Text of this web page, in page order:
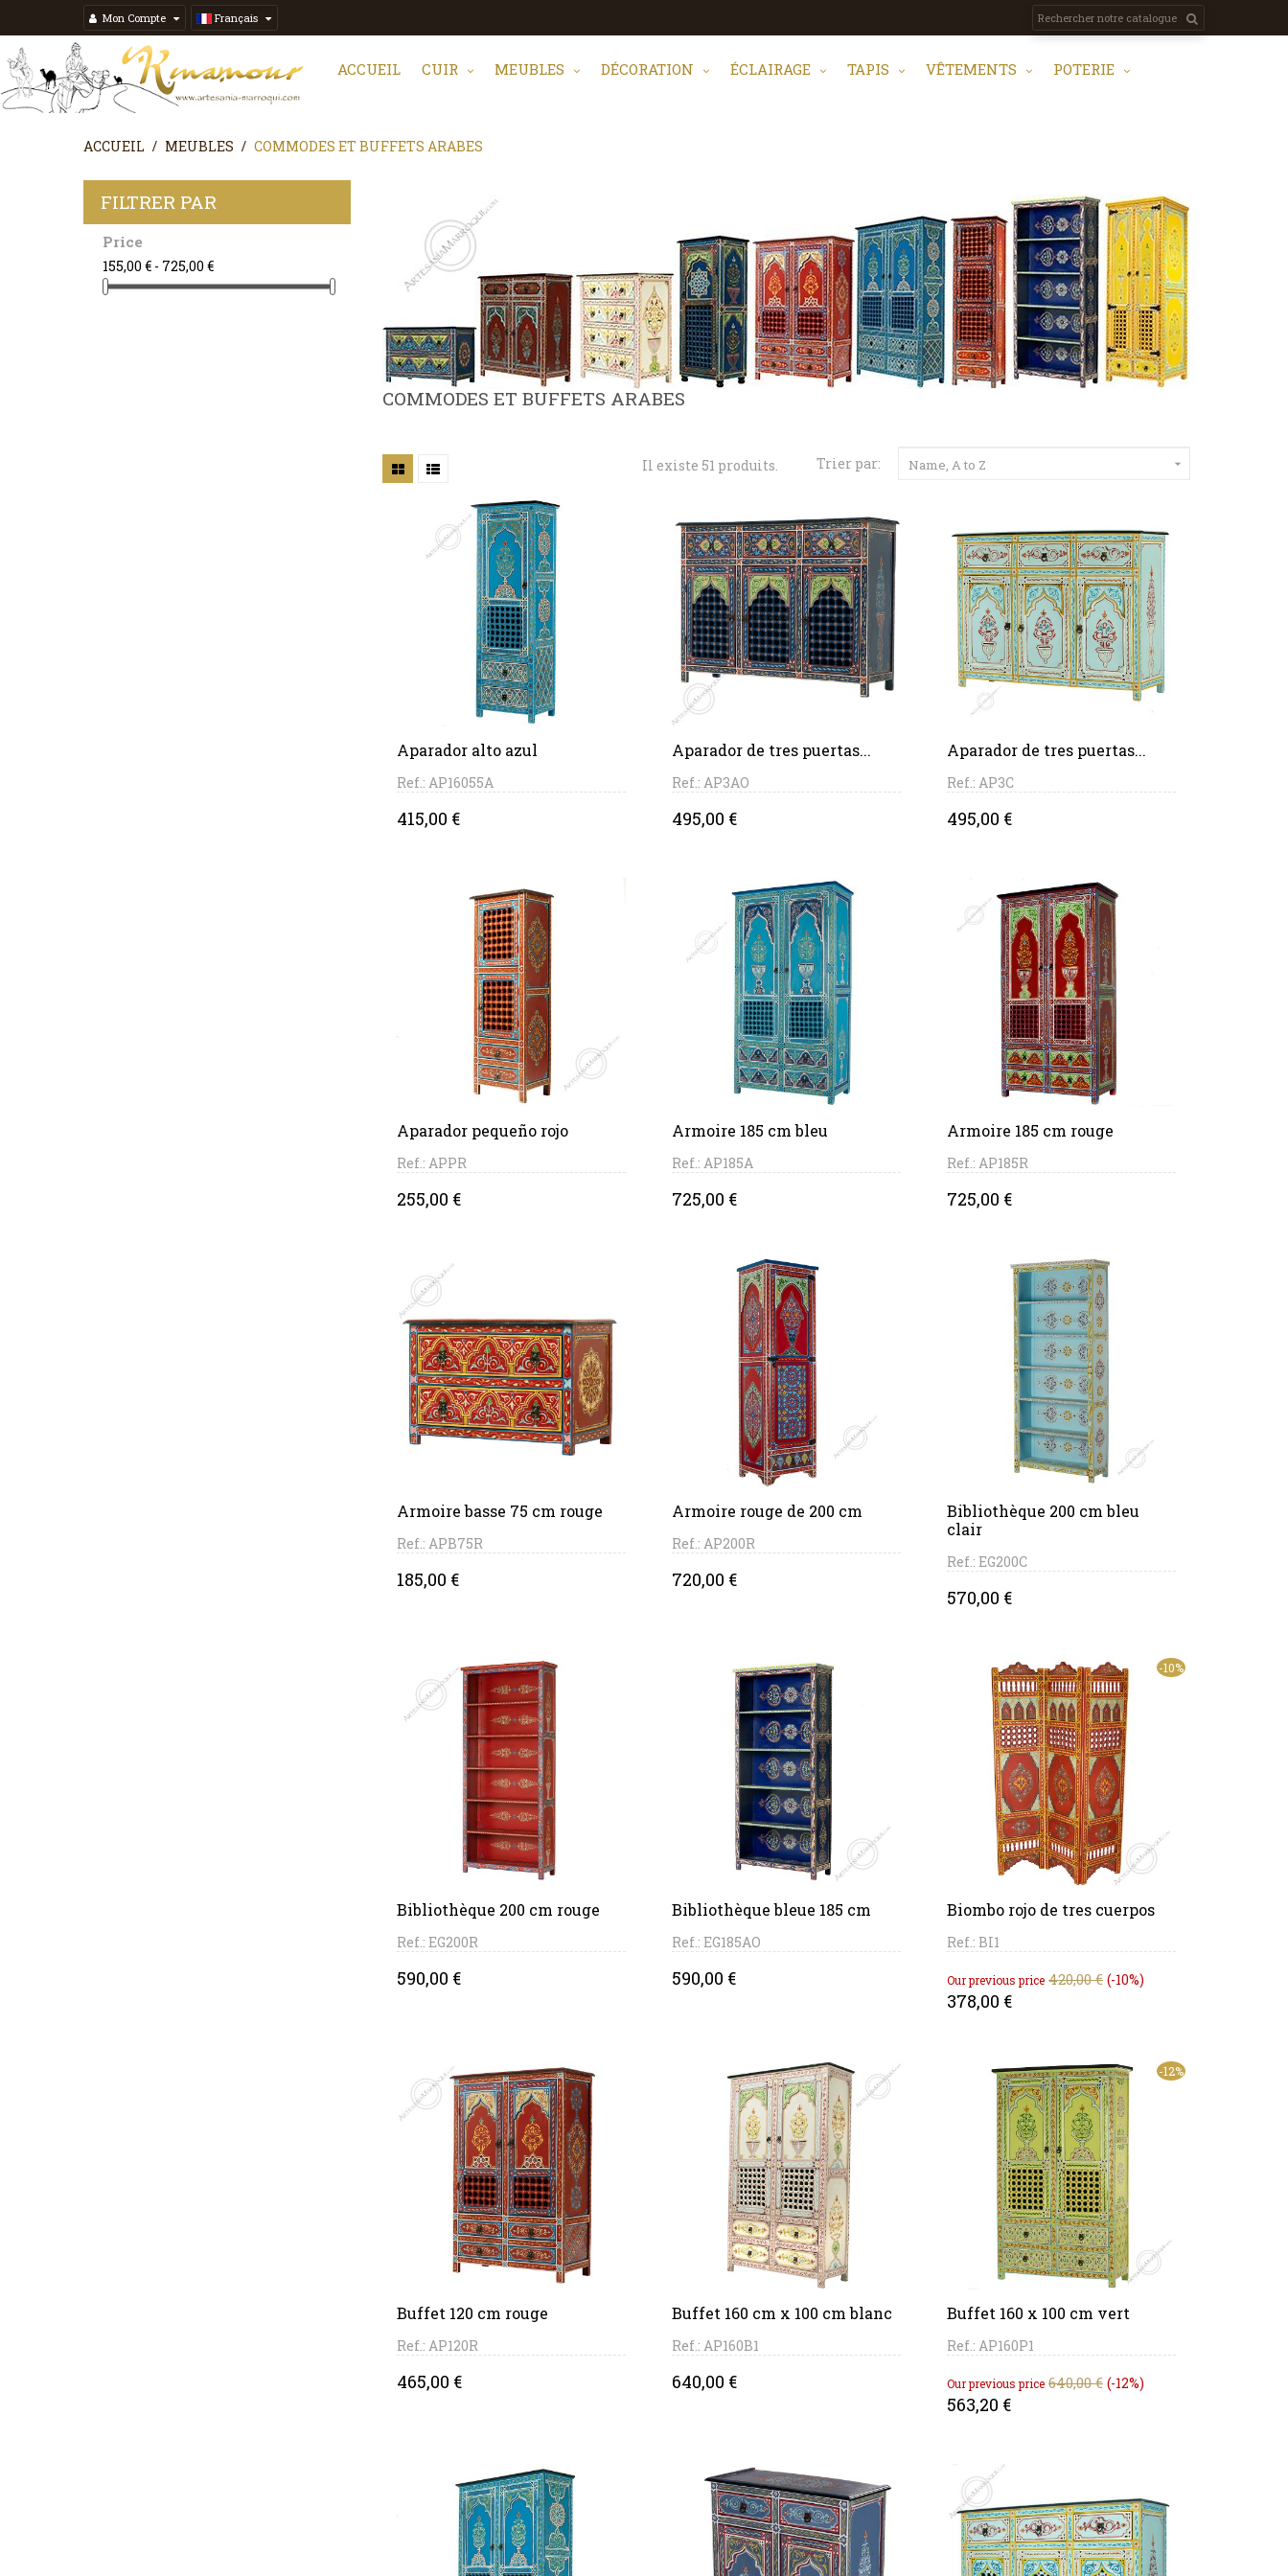
Mon Compte Français
ACCUEIL CUIR MEUBLES DÉCORATION ÉCLAIRAGE TAPIS VÊTEMENTS POTERIE
ACCUEIL MEUBLES COMMODES ET BUFFETS ARABES
FILTRER PAR
Price
155,00 € - 725,00 €
COMMODES ET BUFFETS ARABES
Il existe 51 produits. Trier par: Name, A to Z 
PANIER
Aparador alto azul
Ref.: AP16055A
Price
415,00 €
PANIER
Aparador de tres puertas...
Ref.: AP3AO
Price
495,00 €
PANIER
Aparador de tres puertas...
Ref.: AP3C
Price
495,00 €
PANIER
Aparador pequeño rojo
Ref.: APPR
Price
255,00 €
PANIER
Armoire 185 cm bleu
Ref.: AP185A
Price
725,00 €
PANIER
Armoire 185 cm rouge
Ref.: AP185R
Price
725,00 €
PANIER
Armoire basse 75 cm rouge
Ref.: APB75R
Price
185,00 €
PANIER
Armoire rouge de 200 cm
Ref.: AP200R
Price
720,00 €
PANIER
Bibliothèque 200 cm bleu
clair
Ref.: EG200C
Price
570,00 €
PANIER
Bibliothèque 200 cm rouge
Ref.: EG200R
Price
590,00 €
PANIER
Bibliothèque bleue 185 cm
Ref.: EG185AO
Price
590,00 €
-10%
PANIER
Biombo rojo de tres cuerpos
Ref.: BI1
Our previous price Regular
420,00 € -10% Price
378,00 €
PANIER
Buffet 120 cm rouge
Ref.: AP120R
Price
465,00 €
PANIER
Buffet 160 cm x 100 cm blanc
Ref.: AP160B1
Price
640,00 €
-12%
PANIER
Buffet 160 x 100 cm vert
Ref.: AP160P1
Our previous price Regular
640,00 € -12% Price
563,20 €